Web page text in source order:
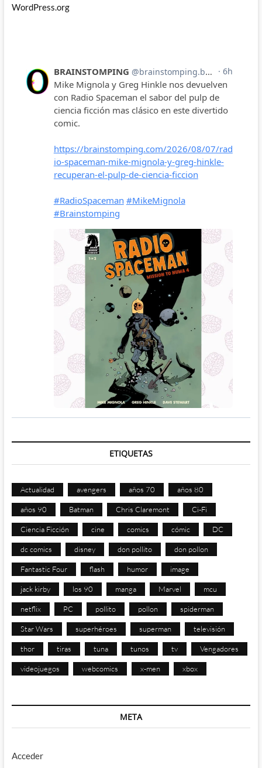
WordPress.org
ETIQUETAS
Actualidad avengers años 70 años 80
años 90 Batman Chris Claremont Ci-Fi
Ciencia Ficción cine comics cómic DC
dc comics disney don pollito don pollon
Fantastic Four flash humor image
jack kirby los 90 manga Marvel mcu
netflix PC pollito pollon spiderman
Star Wars superhéroes superman televisión
thor tiras tuna tunos tv Vengadores
videojuegos webcomics x-men xbox
META
Acceder